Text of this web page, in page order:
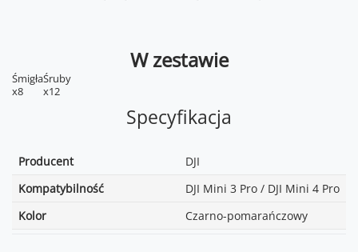
W zestawie
Śmigła
x8
Śruby
x12
Specyfikacja
Producent
DJI
Kompatybilność
DJI Mini 3 Pro / DJI Mini 4 Pro
Kolor
Czarno-pomarańczowy